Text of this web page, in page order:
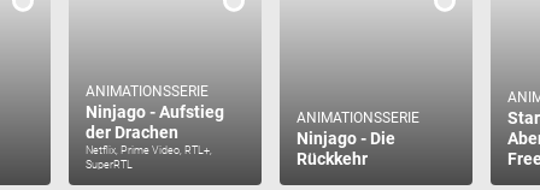
ANIMATIONSSERIE
Ninjago - Aufstieg
der Drachen
Netflix, Prime Video, RTL+,
SuperRTL
ANIMATIONSSERIE
Ninjago - Die
Rückkehr